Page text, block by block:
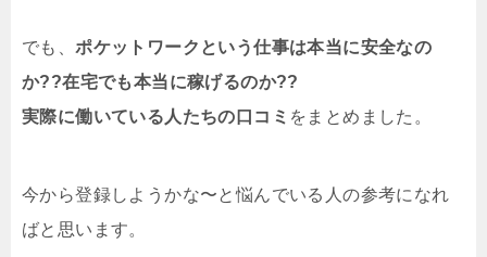
でも、ポケットワークという仕事は本当に安全なの
か??在宅でも本当に稼げるのか??
実際に働いている人たちの口コミ をまとめました。
今から登録しようかな〜と悩んでいる人の参考になれ
ばと思います。